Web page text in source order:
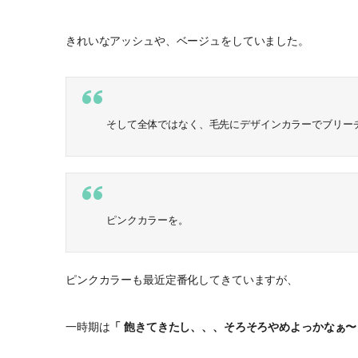
きれいなアッシュや、ベージュをしていました。
そして全体ではなく、毛先にデザインカラーでブリー
ピンクカラーを。
ピンクカラーも最近定番化してきていますが、
一時期は 「 飽きてきたし、、、そろそろやめよっかなぁ〜